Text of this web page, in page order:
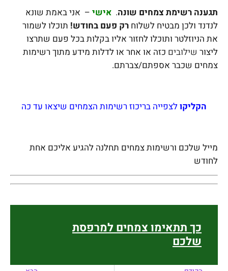
תגענה רשימת צמחים שונה. אישי – אני באמת שונא
לנדנד ולכן מבטיח לשלוח רק פעם בחודש! תוכלו לשמור
את הניוזלטר ותוכלו לחזור אליו בקלות בכל פעם שתרצו
ליצור שילובים כזה או אחר או לדלות מידע מתוך רשימות
צמחים שכבר אספתם/צברתם.
הקליקולצפייה בריכוז רשימות הצמחים שיצאו עד כה
מייל שלכם ורשימות צמחים תחלנה להגיע אליכם אחת
לחודש
כך תתאימו צמחים למרפסת
שלכם